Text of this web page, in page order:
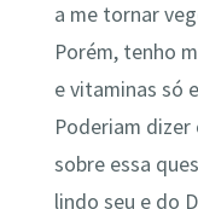
a me tornar
Porém, tenho
e vitaminas só
Poderiam
sobre essa
lindo seu e do